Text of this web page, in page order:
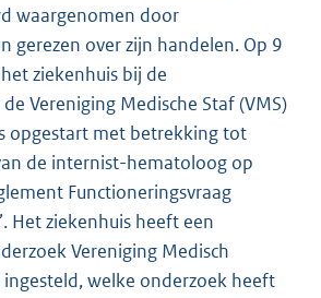
waargenomen door
gerezen over zijn handelen. Op 9
ziekenhuis bij de
Vereniging Medische Staf (VMS)
opgestart met betrekking tot
de internist-hematoloog op
Functioneringsvraag
Het ziekenhuis heeft een
Vereniging Medisch
ingesteld, welke onderzoek heeft